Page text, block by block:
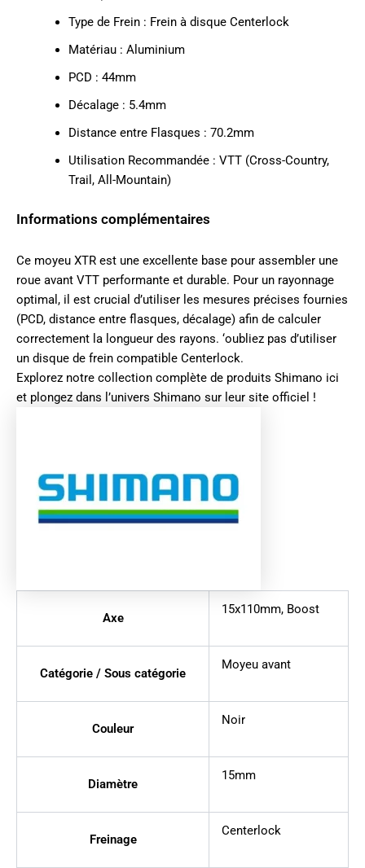
Type de Frein : Frein à disque Centerlock
Matériau : Aluminium
PCD : 44mm
Décalage : 5.4mm
Distance entre Flasques : 70.2mm
Utilisation Recommandée : VTT (Cross-Country,
Trail, All-Mountain)
Informations complémentaires
Ce moyeu XTR est une excellente base pour assembler une
roue avant VTT performante et durable. Pour un rayonnage
optimal, il est crucial d’utiliser les mesures précises fournies
(PCD, distance entre flasques, décalage) afin de calculer
correctement la longueur des rayons. ‘oubliez pas d’utiliser
un disque de frein compatible Centerlock.
Explorez notre collection complète de produits Shimano ici
et plongez dans l’univers Shimano sur leur site officiel !
Axe
15x110mm, Boost
Catégorie / Sous catégorie
Moyeu avant
Couleur
Noir
Diamètre
15mm
Freinage
Centerlock